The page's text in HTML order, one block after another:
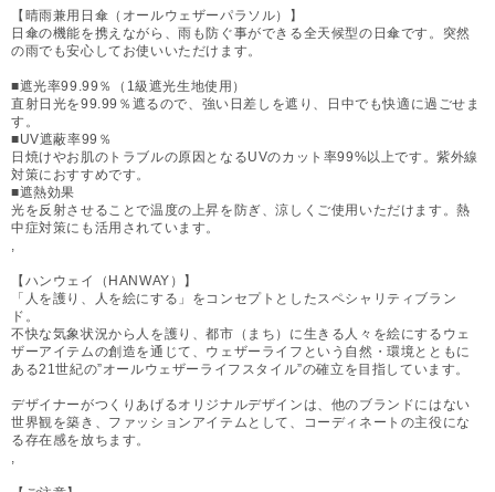
【晴雨兼用日傘（オールウェザーパラソル）】
日傘の機能を携えながら、雨も防ぐ事ができる全天候型の日傘です。突然
の雨でも安心してお使いいただけます。
■遮光率99.99％（1級遮光生地使用）
直射日光を99.99％遮るので、強い日差しを遮り、日中でも快適に過ごせま
す。
■UV遮蔽率99％
日焼けやお肌のトラブルの原因となるUVのカット率99%以上です。紫外線
対策におすすめです。
■遮熱効果
光を反射させることで温度の上昇を防ぎ、涼しくご使用いただけます。熱
中症対策にも活用されています。
【ハンウェイ（HANWAY）】
「人を護り、人を絵にする」をコンセプトとしたスペシャリティブラン
ド。
不快な気象状況から人を護り、都市（まち）に生きる人々を絵にするウェ
ザーアイテムの創造を通じて、ウェザーライフという自然・環境とともに
ある21世紀の”オールウェザーライフスタイル”の確立を目指しています。
デザイナーがつくりあげるオリジナルデザインは、他のブランドにはない
世界観を築き、ファッションアイテムとして、コーディネートの主役にな
る存在感を放ちます。